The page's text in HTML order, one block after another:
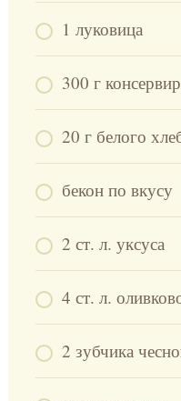
1 луковица
300 г
20 г белого
бекон по вкусу
2 ст. л. уксуса
4 ст. л.
2 зубчика